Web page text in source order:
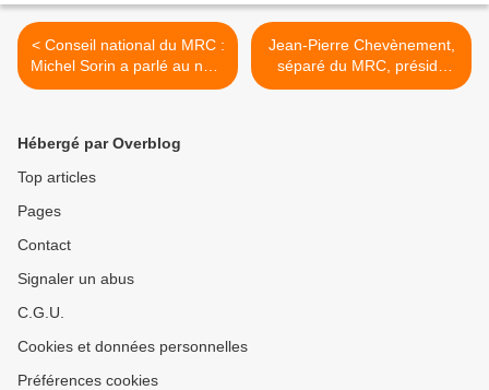
< Conseil national du MRC :
Michel Sorin a parlé au nom
du MRC 53
Jean-Pierre Chevènement,
séparé du MRC, préside
République Moderne >
Hébergé par Overblog
Top articles
Pages
Contact
Signaler un abus
C.G.U.
Cookies et données personnelles
Préférences cookies